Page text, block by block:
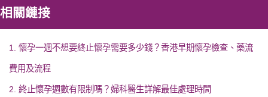
相關鏈接
1. 懷孕一週不想要終止懷孕需要多少錢？香港早期懷孕檢查、藥流
費用及流程
2. 終止懷孕週數有限制嗎？婦科醫生詳解最佳處理時間